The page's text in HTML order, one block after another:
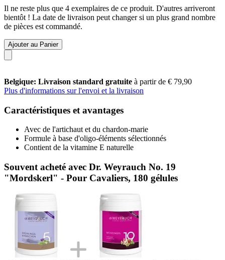
Il ne reste plus que 4 exemplaires de ce produit. D'autres arriveront
bientôt ! La date de livraison peut changer si un plus grand nombre
de pièces est commandé.
Ajouter au Panier
Belgique: Livraison standard gratuite à partir de € 79,90
Plus d'informations sur l'envoi et la livraison
Caractéristiques et avantages
Avec de l'artichaut et du chardon-marie
Formule à base d'oligo-éléments sélectionnés
Contient de la vitamine E naturelle
Souvent acheté avec Dr. Weyrauch No. 19
"Mordskerl" - Pour Cavaliers, 180 gélules